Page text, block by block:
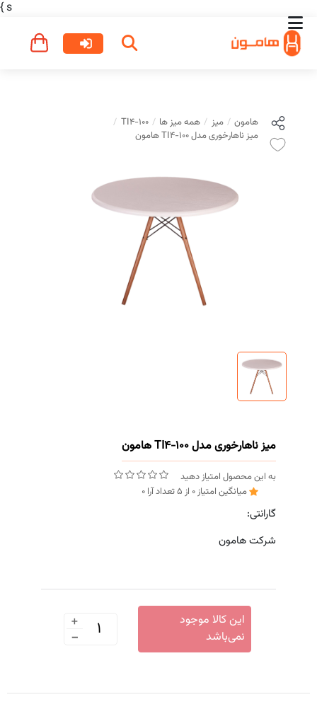
s
}
میز ناهارخوری مدل TI4-100 هامون
به این محصول امتیاز دهید
میانگین امتیاز0 از 5تعداد آرا 0
گارانتی:
شرکت هامون
+
-
این کالا موجود
نمی‌باشد
هامون میز همه میز ها
TI4-100
میز ناهارخوری مدل TI4-100 هامون